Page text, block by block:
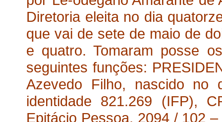
Diretoria eleita no dia
que vai de sete de maio de
e quatro. Tomaram posse
seguintes funções:
Azevedo Filho, nascido
identidade 821.269 (IFP),
Epitácio Pessoa, 2094 / 102